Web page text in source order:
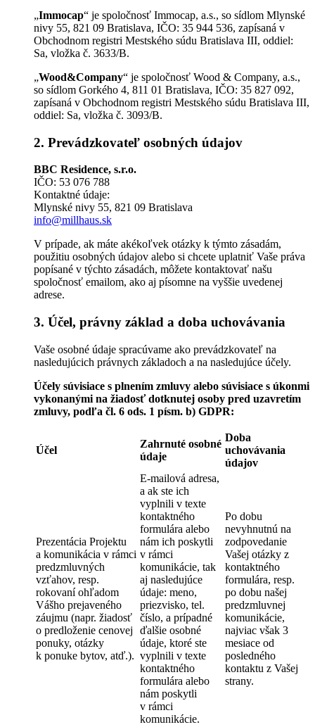
„Immocap“ je spoločnosť Immocap, a.s., so sídlom Mlynské
nivy 55, 821 09 Bratislava, IČO: 35 944 536, zapísaná v
Obchodnom registri Mestského súdu Bratislava III, oddiel:
Sa, vložka č. 3633/B.
„Wood&Company“ je spoločnosť Wood & Company, a.s.,
so sídlom Gorkého 4, 811 01 Bratislava, IČO: 35 827 092,
zapísaná v Obchodnom registri Mestského súdu Bratislava III,
oddiel: Sa, vložka č. 3093/B.
2. Prevádzkovateľ osobných údajov
BBC Residence, s.r.o.
IČO: 53 076 788
Kontaktné údaje:
Mlynské nivy 55, 821 09 Bratislava
info@millhaus.sk
V prípade, ak máte akékoľvek otázky k týmto zásadám,
použitiu osobných údajov alebo si chcete uplatniť Vaše práva
popísané v týchto zásadách, môžete kontaktovať našu
spoločnosť emailom, ako aj písomne na vyššie uvedenej
adrese.
3. Účel, právny základ a doba uchovávania
Vaše osobné údaje spracúvame ako prevádzkovateľ na
nasledujúcich právnych základoch a na nasledujúce účely.
Účely súvisiace s plnením zmluvy alebo súvisiace s úkonmi
vykonanými na žiadosť dotknutej osoby pred uzavretím
zmluvy, podľa čl. 6 ods. 1 písm. b) GDPR:
Účel
Zahrnuté osobné
údaje
Doba
uchovávania
údajov
Prezentácia Projektu
a komunikácia v rámci
predzmluvných
vzťahov, resp.
rokovaní ohľadom
Vášho prejaveného
záujmu (napr. žiadosť
o predloženie cenovej
ponuky, otázky
k ponuke bytov, atď.).
E-mailová adresa,
a ak ste ich
vyplnili v texte
kontaktného
formulára alebo
nám ich poskytli
v rámci
komunikácie, tak
aj nasledujúce
údaje: meno,
priezvisko, tel.
číslo, a prípadné
ďalšie osobné
údaje, ktoré ste
vyplnili v texte
kontaktného
formulára alebo
nám poskytli
v rámci
komunikácie.
Po dobu
nevyhnutnú na
zodpovedanie
Vašej otázky z
kontaktného
formulára, resp.
po dobu našej
predzmluvnej
komunikácie,
najviac však 3
mesiace od
posledného
kontaktu z Vašej
strany.